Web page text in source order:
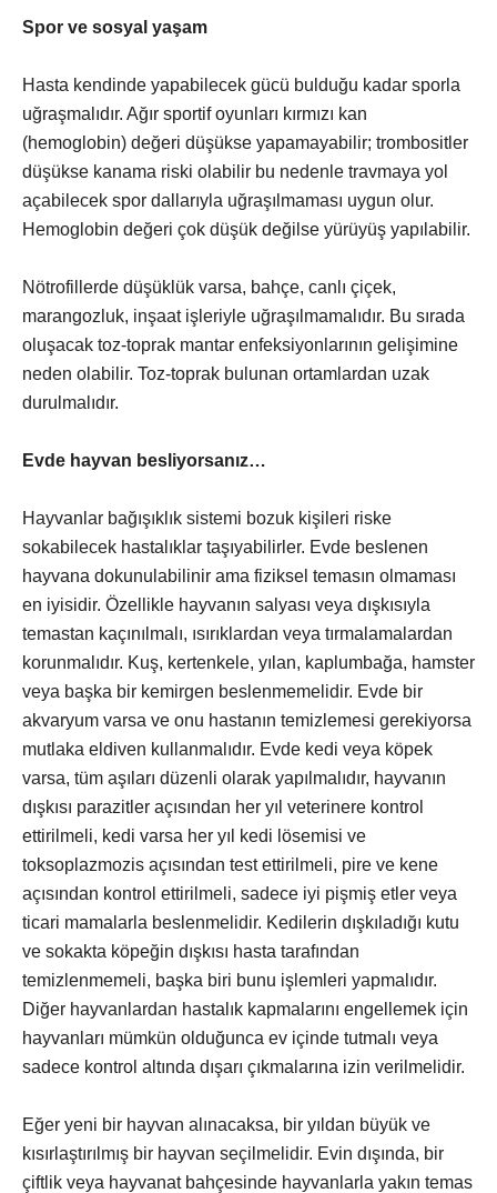
Spor ve sosyal yaşam
Hasta kendinde yapabilecek gücü bulduğu kadar sporla
uğraşmalıdır. Ağır sportif oyunları kırmızı kan
(hemoglobin) değeri düşükse yapamayabilir; trombositler
düşükse kanama riski olabilir bu nedenle travmaya yol
açabilecek spor dallarıyla uğraşılmaması uygun olur.
Hemoglobin değeri çok düşük değilse yürüyüş yapılabilir.
Nötrofillerde düşüklük varsa, bahçe, canlı çiçek,
marangozluk, inşaat işleriyle uğraşılmamalıdır. Bu sırada
oluşacak toz-toprak mantar enfeksiyonlarının gelişimine
neden olabilir. Toz-toprak bulunan ortamlardan uzak
durulmalıdır.
Evde hayvan besliyorsanız…
Hayvanlar bağışıklık sistemi bozuk kişileri riske
sokabilecek hastalıklar taşıyabilirler. Evde beslenen
hayvana dokunulabilinir ama fiziksel temasın olmaması
en iyisidir. Özellikle hayvanın salyası veya dışkısıyla
temastan kaçınılmalı, ısırıklardan veya tırmalamalardan
korunmalıdır. Kuş, kertenkele, yılan, kaplumbağa, hamster
veya başka bir kemirgen beslenmemelidir. Evde bir
akvaryum varsa ve onu hastanın temizlemesi gerekiyorsa
mutlaka eldiven kullanmalıdır. Evde kedi veya köpek
varsa, tüm aşıları düzenli olarak yapılmalıdır, hayvanın
dışkısı parazitler açısından her yıl veterinere kontrol
ettirilmeli, kedi varsa her yıl kedi lösemisi ve
toksoplazmozis açısından test ettirilmeli, pire ve kene
açısından kontrol ettirilmeli, sadece iyi pişmiş etler veya
ticari mamalarla beslenmelidir. Kedilerin dışkıladığı kutu
ve sokakta köpeğin dışkısı hasta tarafından
temizlenmemeli, başka biri bunu işlemleri yapmalıdır.
Diğer hayvanlardan hastalık kapmalarını engellemek için
hayvanları mümkün olduğunca ev içinde tutmalı veya
sadece kontrol altında dışarı çıkmalarına izin verilmelidir.
Eğer yeni bir hayvan alınacaksa, bir yıldan büyük ve
kısırlaştırılmış bir hayvan seçilmelidir. Evin dışında, bir
çiftlik veya hayvanat bahçesinde hayvanlarla yakın temas